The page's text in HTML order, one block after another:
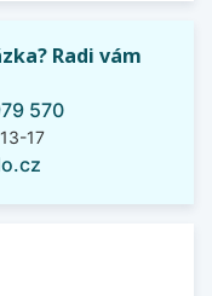
Radi vám
570
17